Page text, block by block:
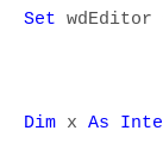
Set wdEditor
Dim x As